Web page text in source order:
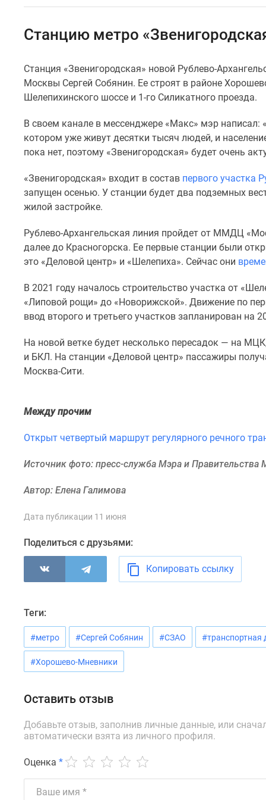
помещения
застройщики
Панорамы
новостроек
новостроек
новостроек
Экология
Подмосковья
комнатные
Квартиры
Ипотечный
Семейная
ипотека
Военная
программы
Новости
Мнение
Аналитика
Покупателю
Экспертиза
Эксперты
Контакты
Реклама
Апартаменты
ипотека
#рассрочка
ипотека
скидками
Станцию метро
Станция «Звенигородская» новой Рублево-
Москвы Сергей Собянин. Ее строят в районе
Шелепихинского шоссе и 1-го Силикатного проезда.
В своем канале в мессенджере «Макс» мэр написал:
котором уже живут десятки тысяч людей, и
пока нет, поэтому «Звенигородская» будет очень
«Звенигородская» входит в состав первого участка
запущен осенью. У станции будет два подземных
жилой застройке.
Рублево-Архангельская линия пройдет от ММДЦ
далее до Красногорска. Ее первые станции были
это «Деловой центр» и «Шелепиха». Сейчас они
В 2021 году началось строительство участка от
«Липовой рощи» до «Новорижской». Движение по
ввод второго и третьего участков запланирован на
На новой ветке будет несколько пересадок — на
и БКЛ. На станции «Деловой центр» пассажиры
Москва-Сити.
Между прочим
Открыт четвертый маршрут регулярного речного
Источник фото: пресс-служба Мэра и Правительства
Автор: Елена Галимова
Дата публикации 11 июня
Поделиться с друзьями:
Копировать ссылку
Теги:
#метро #Сергей Собянин #СЗАО #транспортная
#Хорошево-Мневники
Оставить отзыв
Добавьте отзыв, заполнив личные данные, или
автоматически взята из личного профиля.
Оценка *